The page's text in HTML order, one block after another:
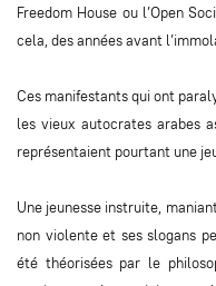
Freedom House ou l’Open
cela, des années avant
Ces manifestants qui ont
les vieux autocrates arabes
représentaient pourtant une
Une jeunesse instruite,
non violente et ses slogans
été théorisées par le